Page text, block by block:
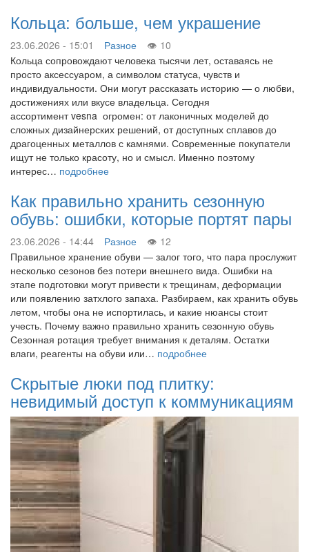
Кольца: больше, чем украшение
23.06.2026 - 15:01 Разное
10
Кольца сопровождают человека тысячи лет, оставаясь не
просто аксессуаром, а символом статуса, чувств и
индивидуальности. Они могут рассказать историю — о любви,
достижениях или вкусе владельца. Сегодня
ассортимент vesna огромен: от лаконичных моделей до
сложных дизайнерских решений, от доступных сплавов до
драгоценных металлов с камнями. Современные покупатели
ищут не только красоту, но и смысл. Именно поэтому
интерес… подробнее
Как правильно хранить сезонную
обувь: ошибки, которые портят пары
23.06.2026 - 14:44 Разное
12
Правильное хранение обуви — залог того, что пара прослужит
несколько сезонов без потери внешнего вида. Ошибки на
этапе подготовки могут привести к трещинам, деформации
или появлению затхлого запаха. Разбираем, как хранить обувь
летом, чтобы она не испортилась, и какие нюансы стоит
учесть. Почему важно правильно хранить сезонную обувь
Сезонная ротация требует внимания к деталям. Остатки
влаги, реагенты на обуви или… подробнее
Скрытые люки под плитку:
невидимый доступ к коммуникациям